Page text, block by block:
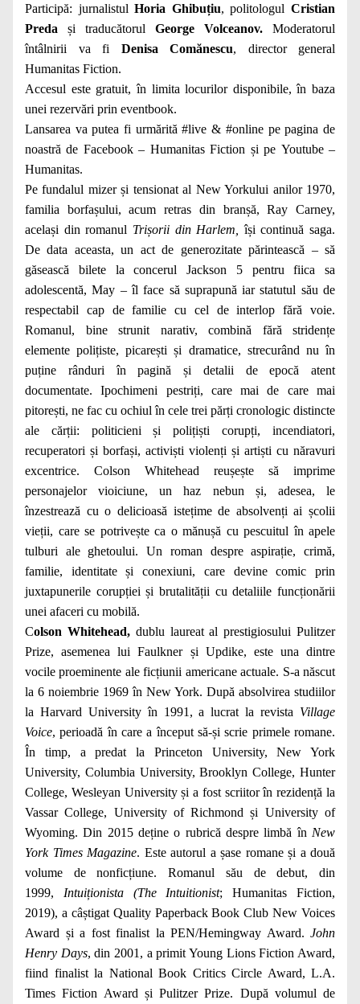
Participă: jurnalistulHoria Ghibuțiu, politologulCristian
Preda și traducătorul George Volceanov. Moderatorul
întâlnirii va fi Denisa Comănescu, director general
Humanitas Fiction.
Accesul este gratuit, în limita locurilor disponibile, în baza
unei rezervări prin eventbook.
Lansarea va putea fi urmărită #live & #online pe pagina de
noastră de Facebook – Humanitas Fiction și pe Youtube –
Humanitas.
Pe fundalul mizer și tensionat al New Yorkului anilor 1970,
familia borfașului, acum retras din branșă, Ray Carney,
același din romanul Trișorii din Harlem,
își continuă saga.
De data aceasta, un act de generozitate părintească – să
găsească bilete la concerul Jackson 5 pentru fiica sa
adolescentă, May – îl face să suprapună iar statutul său de
respectabil cap de familie cu cel de interlop fără voie.
Romanul, bine strunit narativ, combină fără stridențe
elemente polițiste, picarești și dramatice, strecurând nu în
puține rânduri în pagină și detalii de epocă atent
documentate. Ipochimeni pestriți, care mai de care mai
pitorești, ne fac cu ochiul în cele trei părți cronologic distincte
ale cărții: politicieni și polițiști corupți, incendiatori,
recuperatori și borfași, activiști violenți și artiști cu năravuri
excentrice. Colson Whitehead reușește să imprime
personajelor vioiciune, un haz nebun și, adesea, le
înzestrează cu o delicioasă istețime de absolvenți ai școlii
vieții, care se potrivește ca o mănușă cu pescuitul în apele
tulburi ale ghetoului. Un roman despre aspirație, crimă,
familie, identitate și conexiuni, care devine comic prin
juxtapunerile corupției și brutalității cu detaliile funcționării
unei afaceri cu mobilă.
Colson Whitehead,dublu laureat al prestigiosului Pulitzer
Prize, asemenea lui Faulkner și Updike, este una dintre
vocile proeminente ale ficțiunii americane actuale. S-a născut
la 6 noiembrie 1969 în New York. După absolvirea studiilor
la Harvard University în 1991, a lucrat la revista Village
Voice, perioadă în care a început să-și scrie primele romane.
În timp, a predat la Princeton University, New York
University, Columbia University, Brooklyn College, Hunter
College, Wesleyan University și a fost scriitor în rezidență la
Vassar College, University of Richmond și University of
Wyoming. Din 2015 deține o rubrică despre limbă în New
York Times Magazine. Este autorul a șase romane și a două
volume de nonficțiune. Romanul său de debut, din
1999, Intuiționista (The Intuitionist; Humanitas Fiction,
2019), a câștigat Quality Paperback Book Club New Voices
Award și a fost finalist la PEN/Hemingway Award. John
Henry Days, din 2001, a primit Young Lions Fiction Award,
fiind finalist la National Book Critics Circle Award, L.A.
Times Fiction Award și Pulitzer Prize. După volumul de